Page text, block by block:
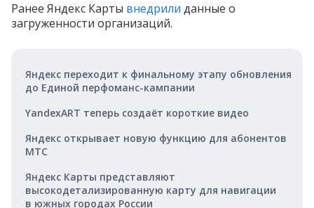
Ранее Яндекс Карты внедрили данные о
загруженности организаций.
Яндекс переходит к финальному этапу обновления
до Единой перфоманс-кампании
YandexART теперь создаёт короткие видео
Яндекс открывает новую функцию для абонентов
МТС
Яндекс Карты представляют
высокодетализированную карту для навигации
в южных городах России